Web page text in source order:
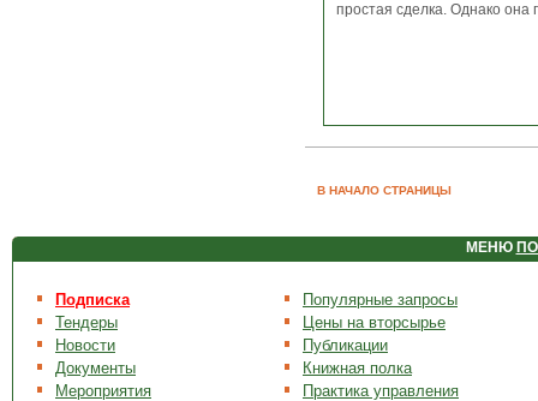
простая сделка. Однако она
В НАЧАЛО СТРАНИЦЫ
МЕНЮ
Подписка
Тендеры
Новости
Документы
Мероприятия
Популярные запросы
Цены на вторсырье
Публикации
Книжная полка
Практика управления